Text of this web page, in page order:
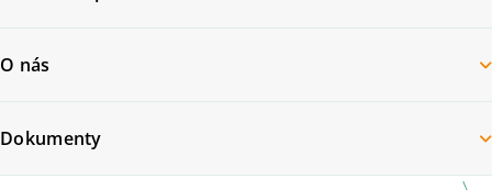
O nás
Dokumenty